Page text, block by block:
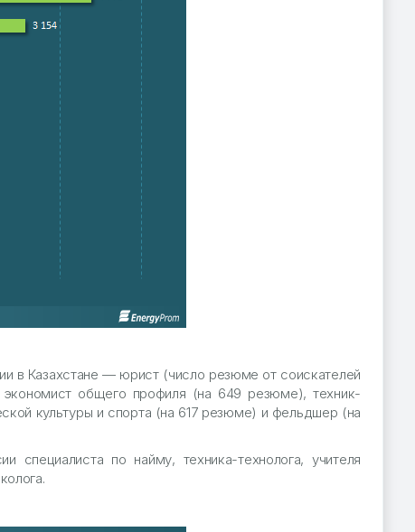
в Казахстане — юрист (число резюме от соискателей
экономист общего профиля (на 649 резюме), техник-
культуры и спорта (на 617 резюме) и фельдшер (на
по найму, техника-технолога, учителя